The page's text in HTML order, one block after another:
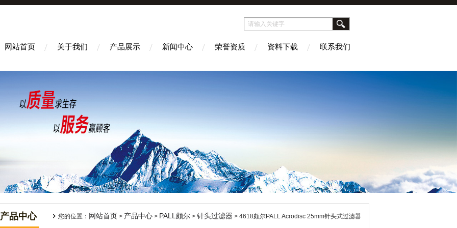
网站首页 关于我们 产品展示 新闻中心 荣誉资质 资料下载 联系我们
产品中心 您的位置： 网站首页 > 产品中心 > PALL颇尔 > 针头过滤器 > 4618颇尔PALL Acrodisc 25mm针头式过滤器